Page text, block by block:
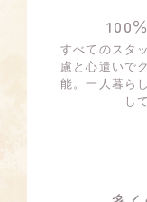
100
すべてのスタ
慮と心遣いで
能。一人暮ら
し